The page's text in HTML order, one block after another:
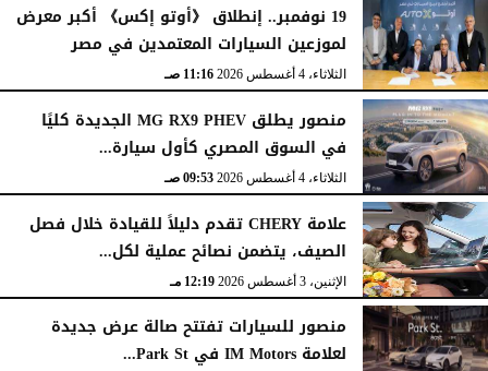
19 نوفمبر.. إنطلاق 《أوتو إكس》 أكبر معرض
لموزعين السيارات المعتمدين في مصر
الثلاثاء، 4 أغسطس 2026 11:16 صـ
منصور يطلق MG RX9 PHEV الجديدة كليًا
في السوق المصري كأول سيارة...
الثلاثاء، 4 أغسطس 2026 09:53 صـ
علامة CHERY تقدم دليلاً للقيادة خلال فصل
الصيف، يتضمن نصائح عملية لكل...
الإثنين، 3 أغسطس 2026 12:19 مـ
منصور للسيارات تفتتح صالة عرض جديدة
لعلامة IM Motors في Park St...